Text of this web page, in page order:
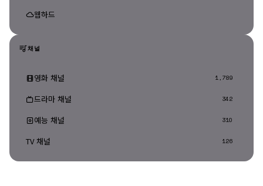
웹하드
채널
영화 채널 1,789
드라마 채널 342
예능 채널 310
TV 채널 126